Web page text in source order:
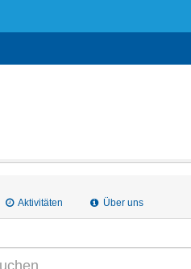
Aktivitäten Über uns